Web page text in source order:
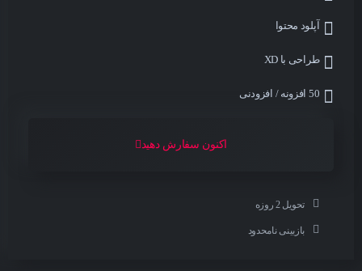
آپلود محتوا
طراحی با XD
50 افزونه / افزودنی
اکنون سفارش دهید
تحویل 2 روزه
بازبینی نامحدود